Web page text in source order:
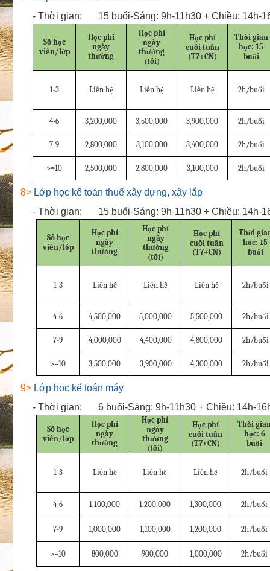
- Thời gian: 15 buổi-Sáng: 9h-11h30 + Chiều: 14h-
Số học
viên/lớp
Học phí
ngày
thường
Học phí
ngày
thường
(tối)
Học phí
cuối tuần
(T7+CN)
Thời gian
học: 15
buổi
1-3 Liên hệ Liên hệ Liên hệ 2h/buổi
4-6 3,200,000 3,500,000 3,900,000 2h/buổi
7-9 2,800,000 3,100,000 3,400,000 2h/buổi
>=10 2,500,000 2,800,000 3,100,000 2h/buổi
8> Lớp học kế toán thuế xây dựng, xây lắp
- Thời gian: 15 buổi-Sáng: 9h-11h30 + Chiều: 14h-
Số học
viên/lớp
Học phí
ngày
thường
Học phí
ngày
thường
(tối)
Học phí
cuối tuần
(T7+CN)
Thời
học: 15
buổi
1-3 Liên hệ Liên hệ Liên hệ 2h/buổi
4-6 4,500,000 5,000,000 5,500,000 2h/buổi
7-9 4,000,000 4,400,000 4,800,000 2h/buổi
>=10 3,500,000 3,900,000 4,300,000 2h/buổi
9> Lớp học kế toán máy
- Thời gian: 6 buổi-Sáng: 9h-11h30 + Chiều: 14h-
Số học
viên/lớp
Học phí
ngày
thường
Học phí
ngày
thường
(tối)
Học phí
cuối tuần
(T7+CN)
Thời
học: 6
buổi
1-3 Liên hệ Liên hệ Liên hệ 2h/buổi
4-6 1,100,000 1,200,000 1,300,000 2h/buổi
7-9 1,000,000 1,100,000 1,200,000 2h/buổi
>=10 800,000 900,000 1,000,000 2h/buổi